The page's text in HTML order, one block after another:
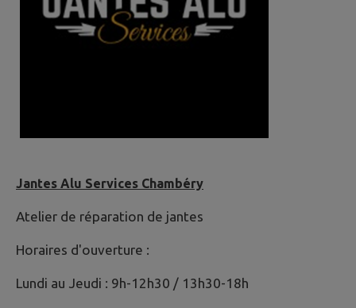
Jantes Alu Services Chambéry
Atelier de réparation de jantes
Horaires d'ouverture :
Lundi au Jeudi : 9h-12h30 / 13h30-18h